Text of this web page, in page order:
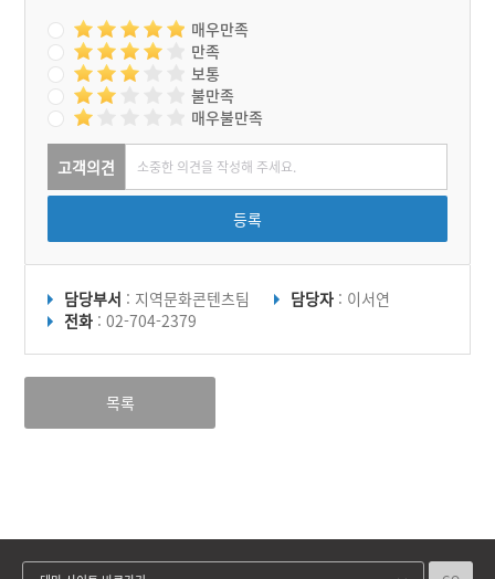
매우만족
만족
보통
불만족
매우불만족
고객의견
등록
담당부서 : 지역문화콘텐츠팀 담당자 : 이서연
전화 : 02-704-2379
목록